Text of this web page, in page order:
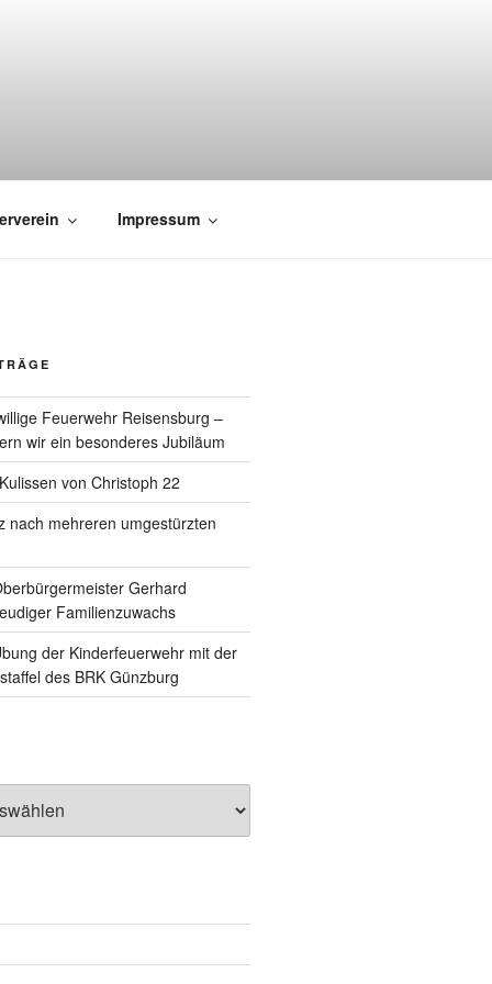
Impressum
Feuerwehr Reisensburg –
wir ein besonderes Jubiläum
von Christoph 22
nach mehreren umgestürzten
Gerhard
Familienzuwachs
der Kinderfeuerwehr mit der
des BRK Günzburg